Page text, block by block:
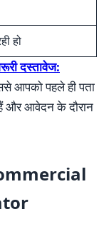
हो
दस्तावेज:
आपको पहले ही पता
और आवेदन के दौरान